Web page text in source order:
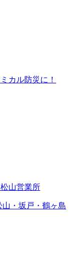
カル防災に！
山営業所
・坂戸・鶴ヶ島